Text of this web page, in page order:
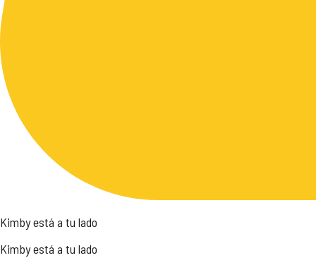
Kimby está a tu lado
Kimby está a tu lado